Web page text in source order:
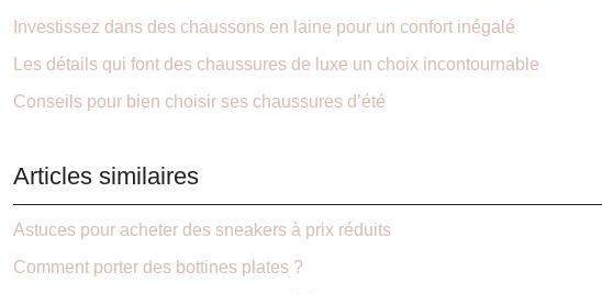
Investissez dans des chaussons en laine pour un confort inégalé
Les détails qui font des chaussures de luxe un choix incontournable
Conseils pour bien choisir ses chaussures d’été
Articles similaires
Astuces pour acheter des sneakers à prix réduits
Comment porter des bottines plates ?